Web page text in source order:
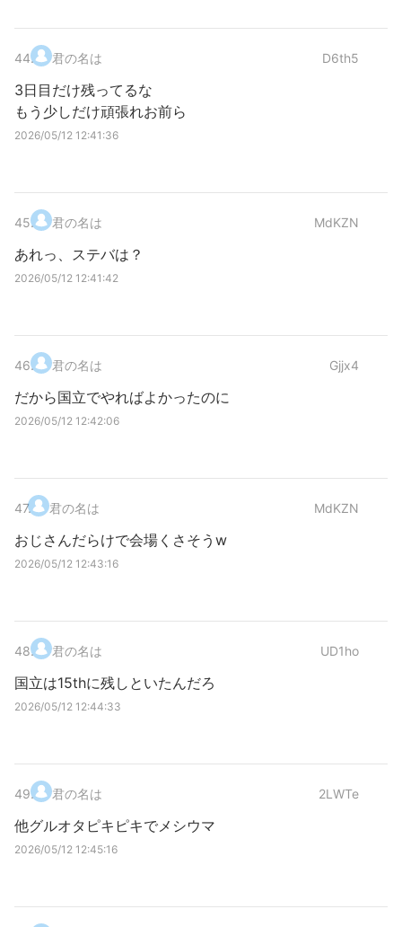
44. 君の名は D6th5
3日目だけ残ってるな
もう少しだけ頑張れお前ら
2026/05/12 12:41:36
45. 君の名は MdKZN
あれっ、ステバは？
2026/05/12 12:41:42
46. 君の名は Gjjx4
だから国立でやればよかったのに
2026/05/12 12:42:06
47. 君の名は MdKZN
おじさんだらけで会場くさそうw
2026/05/12 12:43:16
48. 君の名は UD1ho
国立は15thに残しといたんだろ
2026/05/12 12:44:33
49. 君の名は 2LWTe
他グルオタピキピキでメシウマ
2026/05/12 12:45:16